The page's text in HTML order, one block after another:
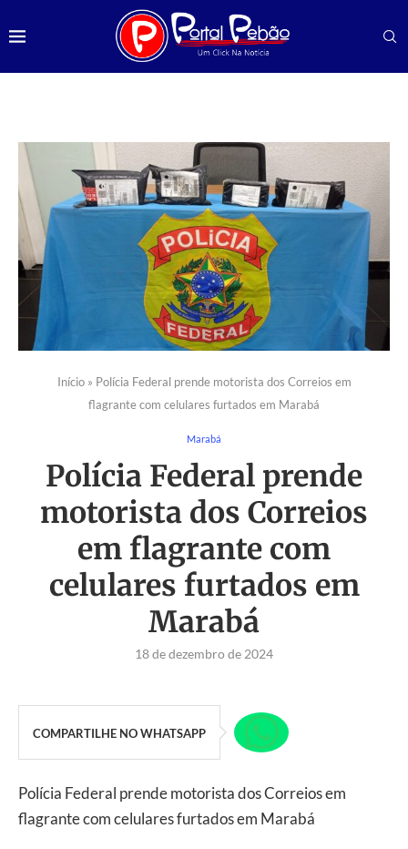
Início» Polícia Federal prende motorista dos Correios em
flagrante com celulares furtados em Marabá
Marabá
Polícia Federal prende
motorista dos Correios
em flagrante com
celulares furtados em
Marabá
18 de dezembro de 2024
COMPARTILHE NO WHATSAPP
Polícia Federal prende motorista dos Correios em
flagrante com celulares furtados em Marabá